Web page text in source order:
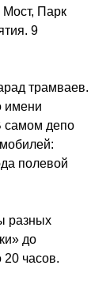
Парк
9
трамваев.
имени
самом депо
полевой
разных
до
20 часов.